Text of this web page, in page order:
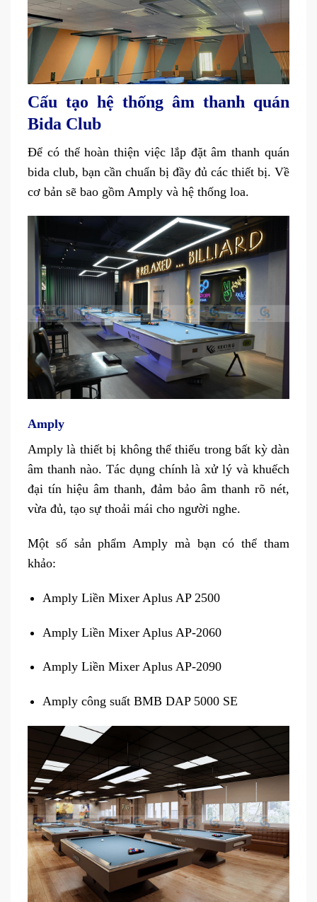
Cấu tạo hệ thống âm thanh quán
Bida Club
Để có thể hoàn thiện việc lắp đặt âm thanh quán
bida club, bạn cần chuẩn bị đầy đủ các thiết bị. Về
cơ bản sẽ bao gồm Amply và hệ thống loa.
Amply
Amply là thiết bị không thể thiếu trong bất kỳ dàn
âm thanh nào. Tác dụng chính là xử lý và khuếch
đại tín hiệu âm thanh, đảm bảo âm thanh rõ nét,
vừa đủ, tạo sự thoải mái cho người nghe.
Một số sản phẩm Amply mà bạn có thể tham
khảo:
Amply Liền Mixer Aplus AP 2500
Amply Liền Mixer Aplus AP-2060
Amply Liền Mixer Aplus AP-2090
Amply công suất BMB DAP 5000 SE